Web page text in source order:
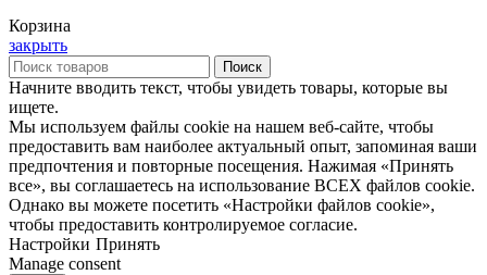
Корзина
закрыть
Поиск
Начните вводить текст, чтобы увидеть товары, которые вы
ищете.
Мы используем файлы cookie на нашем веб-сайте, чтобы
предоставить вам наиболее актуальный опыт, запоминая ваши
предпочтения и повторные посещения. Нажимая «Принять
все», вы соглашаетесь на использование ВСЕХ файлов cookie.
Однако вы можете посетить «Настройки файлов cookie»,
чтобы предоставить контролируемое согласие.
Настройки Принять
Manage consent